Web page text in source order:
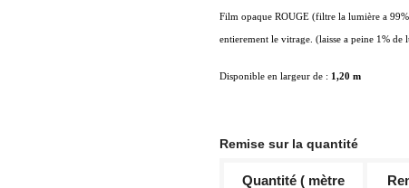
Film opaque ROUGE (filtre la lumière a
entierement le vitrage. (laisse a peine 1% de
Disponible en largeur de : 1,20 m
Remise sur la quantité
Quantité ( mètre